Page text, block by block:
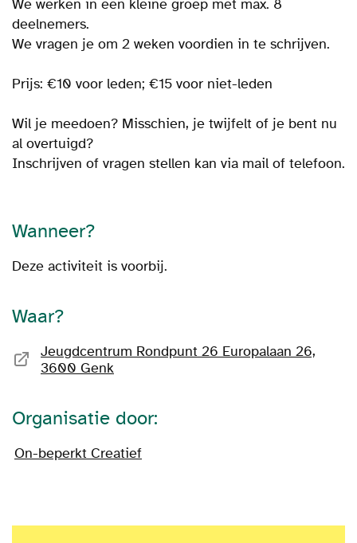
We werken in een kleine groep met max. 8
deelnemers.
We vragen je om 2 weken voordien in te schrijven.
Prijs: €10 voor leden; €15 voor niet-leden
Wil je meedoen? Misschien, je twijfelt of je bent nu
al overtuigd?
Inschrijven of vragen stellen kan via mail of telefoon.
Wanneer?
Deze activiteit is voorbij.
Waar?
Jeugdcentrum Rondpunt 26 Europalaan 26,
3600 Genk
Organisatie door:
On-beperkt Creatief